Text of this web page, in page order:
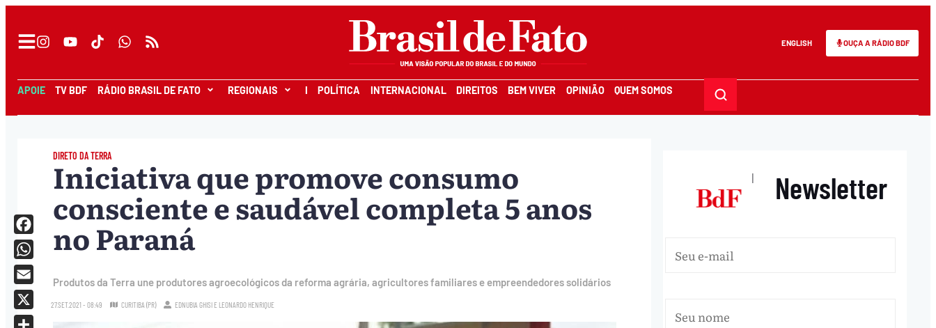
ENGLISH OUÇA A RÁDIO BDF
APOIE TV BDF RÁDIO BRASIL DE FATO REGIONAIS I POLÍTICA INTERNACIONAL DIREITOS BEM VIVER OPINIÃO QUEM SOMOS
DIRETO DA TERRA
Iniciativa que promove consumo
consciente e saudável completa 5 anos
no Paraná
Produtos da Terra une produtores agroecológicos da reforma agrária, agricultores familiares e empreendedores solidários
27.SET.2021 - 08:49 CURITIBA (PR) EDNUBIA GHISI E LEONARDO HENRIQUE
Facebook
WhatsApp
Email
X
| Newsletter